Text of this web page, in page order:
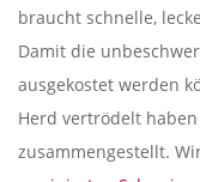
braucht schnelle,
Damit die
ausgekostet werden
Herd vertrödelt
zusammengestellt.